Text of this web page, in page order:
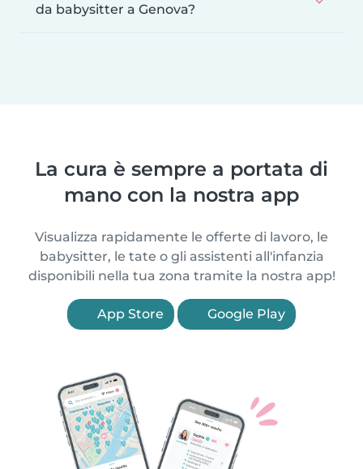
da babysitter a Genova?
La cura è sempre a portata di
mano con la nostra app
Visualizza rapidamente le offerte di lavoro, le
babysitter, le tate o gli assistenti all'infanzia
disponibili nella tua zona tramite la nostra app!
App Store Google Play